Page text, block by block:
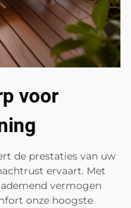
voor
de prestaties van uw
ervaart. Met
vermogen
onze hoogste